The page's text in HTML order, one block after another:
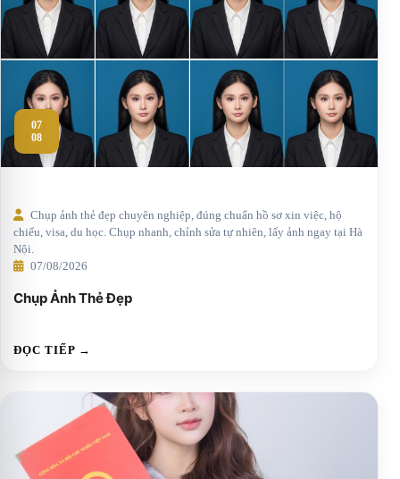
07
08
Chụp ảnh thẻ đẹp chuyên nghiệp, đúng chuẩn hồ sơ xin việc, hộ
chiếu, visa, du học. Chụp nhanh, chỉnh sửa tự nhiên, lấy ảnh ngay tại Hà
Nội.
07/08/2026
Chụp Ảnh Thẻ Đẹp
ĐỌC TIẾP →